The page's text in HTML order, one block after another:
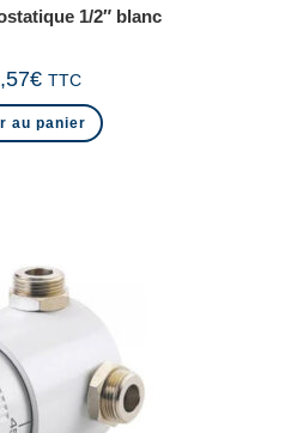
1/2″ blanc
€ TTC
au panier